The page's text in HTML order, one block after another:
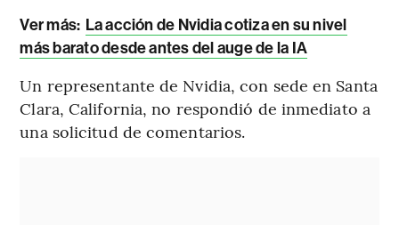
Ver más: La acción de Nvidia cotiza en su nivel
más barato desde antes del auge de la IA
Un representante de Nvidia, con sede en Santa
Clara, California, no respondió de inmediato a
una solicitud de comentarios.